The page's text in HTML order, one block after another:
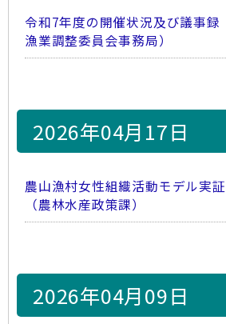
令和7年度の開催状況及び議事録
漁業調整委員会事務局）
2026年04月17日
農山漁村女性組織活動モデル実
（農林水産政策課）
2026年04月09日